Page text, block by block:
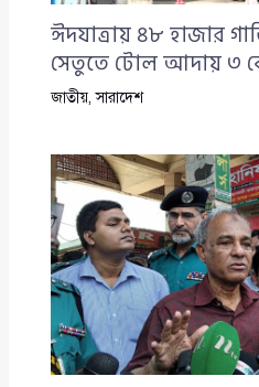
ঈদযাত্রায় ৪৮ হাজার
সেতুতে টোল আদায় ৩
জাতীয়,সারাদেশ